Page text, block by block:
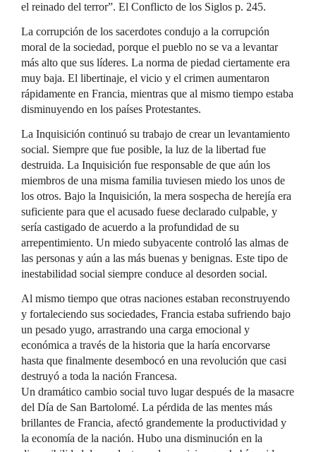
el reinado del terror”. El Conflicto de los Siglos p. 245.
La corrupción de los sacerdotes condujo a la corrupción
moral de la sociedad, porque el pueblo no se va a levantar
más alto que sus líderes. La norma de piedad ciertamente era
muy baja. El libertinaje, el vicio y el crimen aumentaron
rápidamente en Francia, mientras que al mismo tiempo estaba
disminuyendo en los países Protestantes.
La Inquisición continuó su trabajo de crear un levantamiento
social. Siempre que fue posible, la luz de la libertad fue
destruida. La Inquisición fue responsable de que aún los
miembros de una misma familia tuviesen miedo los unos de
los otros. Bajo la Inquisición, la mera sospecha de herejía era
suficiente para que el acusado fuese declarado culpable, y
sería castigado de acuerdo a la profundidad de su
arrepentimiento. Un miedo subyacente controló las almas de
las personas y aún a las más buenas y benignas. Este tipo de
inestabilidad social siempre conduce al desorden social.
Al mismo tiempo que otras naciones estaban reconstruyendo
y fortaleciendo sus sociedades, Francia estaba sufriendo bajo
un pesado yugo, arrastrando una carga emocional y
económica a través de la historia que la haría encorvarse
hasta que finalmente desembocó en una revolución que casi
destruyó a toda la nación Francesa.
Un dramático cambio social tuvo lugar después de la masacre
del Día de San Bartolomé. La pérdida de las mentes más
brillantes de Francia, afectó grandemente la productividad y
la economía de la nación. Hubo una disminución en la